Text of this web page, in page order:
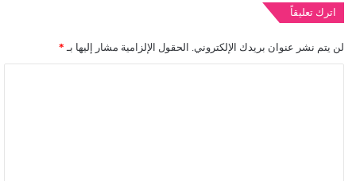
اترك تعليقاً
لن يتم نشر عنوان بريدك الإلكتروني. الحقول الإلزامية مشار إليها بـ *